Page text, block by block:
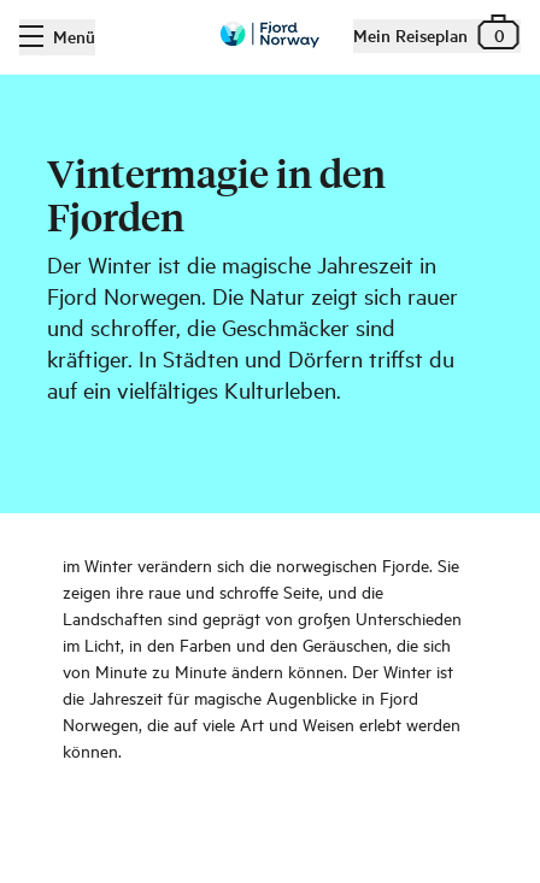
Menü Mein Reiseplan 0
Vintermagie in den
Fjorden
Der Winter ist die magische Jahreszeit in
Fjord Norwegen. Die Natur zeigt sich rauer
und schroffer, die Geschmäcker sind
kräftiger. In Städten und Dörfern triffst du
auf ein vielfältiges Kulturleben.
im Winter verändern sich die norwegischen Fjorde. Sie
zeigen ihre raue und schroffe Seite, und die
Landschaften sind geprägt von großen Unterschieden
im Licht, in den Farben und den Geräuschen, die sich
von Minute zu Minute ändern können. Der Winter ist
die Jahreszeit für magische Augenblicke in Fjord
Norwegen, die auf viele Art und Weisen erlebt werden
können.